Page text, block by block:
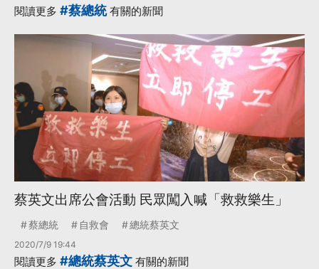
閱讀更多 #蔡總統有關的新聞
蔡英文出席公會活動 民眾闖入喊「救救樂生」
蔡總統 自救會 總統蔡英文
2020/7/9 19:44
閱讀更多 #總統蔡英文 有關的新聞